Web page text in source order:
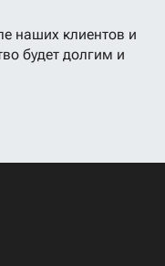
наших клиентов и
будет долгим и